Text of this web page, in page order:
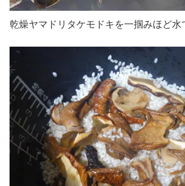
乾燥ヤマドリタケモドキを一掴みほど水